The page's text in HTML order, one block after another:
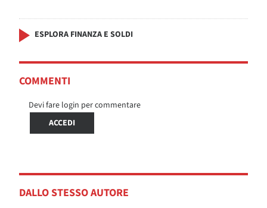
ESPLORA FINANZA E SOLDI
COMMENTI
Devi fare login per commentare
ACCEDI
DALLO STESSO AUTORE